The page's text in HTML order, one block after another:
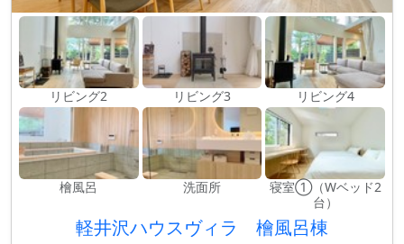
リビング2 リビング3 リビング4
檜風呂 洗面所
寝室①（Wベッド2
台）
軽井沢ハウスヴィラ 檜風呂棟